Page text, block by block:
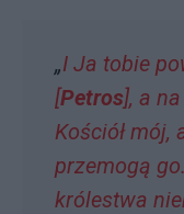
„I Ja tobie
[Petros], a
Kościół mój,
przemogą
królestwa